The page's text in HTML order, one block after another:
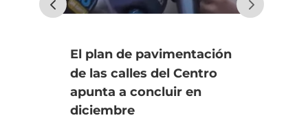
El plan de pavimentación
de las calles del Centro
apunta a concluir en
diciembre